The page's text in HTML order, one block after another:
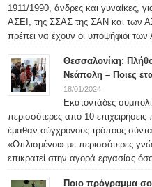
1911/1990, άνδρες και γυναίκες,
ΑΣΕΙ, της ΣΣΑΣ της ΣΑΝ και των
πρέπει να έχουν οι υποψήφιοι
Θεσσαλονίκη:
Νεάπολη – Ποιες
18/01/2024
Εκατοντάδες
περισσότερες από 10 επιχειρήσεις
έμαθαν σύγχρονους τρόπους
«Οπλισμένοι» με περισσότερες
επικρατεί στην αγορά εργασίας
Ποιο πρόγραμμα